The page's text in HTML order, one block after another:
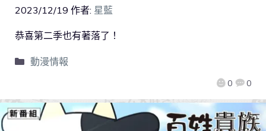
2023/12/19 作者: 星藍
0 0
恭喜第二季也有著落了！
動漫情報